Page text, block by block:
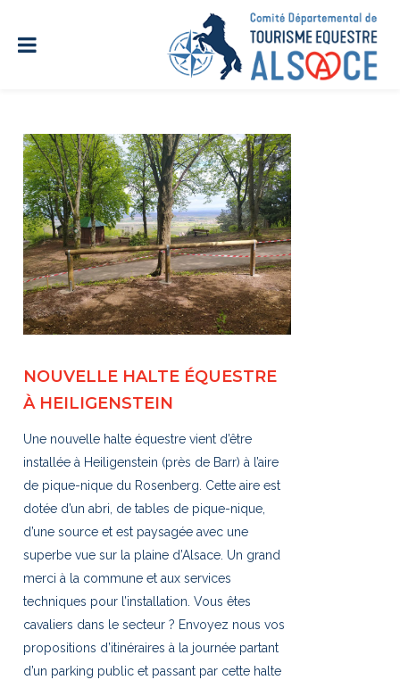
NOUVELLE HALTE ÉQUESTRE
À HEILIGENSTEIN
Une nouvelle halte équestre vient d’être
installée à Heiligenstein (près de Barr) à l’aire
de pique-nique du Rosenberg. Cette aire est
dotée d’un abri, de tables de pique-nique,
d’une source et est paysagée avec une
superbe vue sur la plaine d’Alsace. Un grand
merci à la commune et aux services
techniques pour l’installation. Vous êtes
cavaliers dans le secteur ? Envoyez nous vos
propositions d’itinéraires à la journée partant
d’un parking public et passant par cette halte